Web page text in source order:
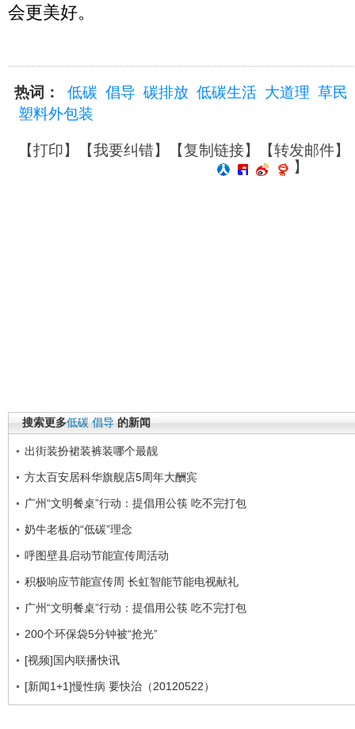
会更美好。
热词： 低碳 倡导 碳排放 低碳生活 大道理 草民
塑料外包装
【打印】【我要纠错】【复制链接】【转发邮件】
】
搜索更多低碳 倡导 的新闻
出街装扮裙装裤装哪个最靓
方太百安居科华旗舰店5周年大酬宾
广州“文明餐桌”行动：提倡用公筷 吃不完打包
奶牛老板的“低碳”理念
呼图壁县启动节能宣传周活动
积极响应节能宣传周 长虹智能节能电视献礼
广州“文明餐桌”行动：提倡用公筷 吃不完打包
200个环保袋5分钟被“抢光”
[视频]国内联播快讯
[新闻1+1]慢性病 要快治（20120522）